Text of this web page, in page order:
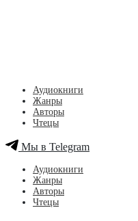
Аудиокниги
Жанры
Авторы
Чтецы
Мы в Telegram
Аудиокниги
Жанры
Авторы
Чтецы